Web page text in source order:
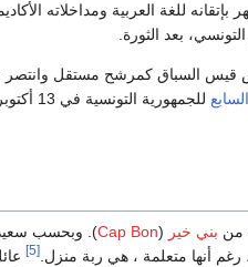
الدستوري من 1995 إلى 2019. اشتهر بإتقانه للغة العربية
بعد الثورة.
قيس السباق كمرشح مستقل وانتصر
السابع للجمهورية التونسية في 13 أكتوبر 2019.
من بني خير (
Cap Bon). وبحسب
رغم أنها متعلمة ، هي ربة منزل.[5]